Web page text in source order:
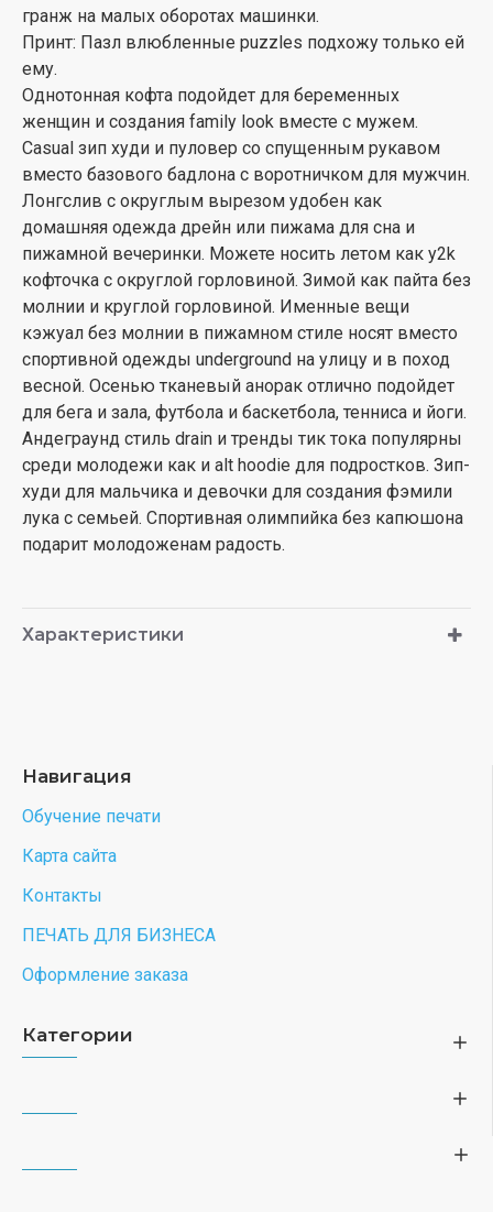
гранж на малых оборотах машинки.
Принт: Пазл влюбленные puzzles подхожу только ей
ему.
Однотонная кофта подойдет для беременных
женщин и создания family look вместе с мужем.
Casual зип худи и пуловер со спущенным рукавом
вместо базового бадлона с воротничком для мужчин.
Лонгслив с округлым вырезом удобен как
домашняя одежда дрейн или пижама для сна и
пижамной вечеринки. Можете носить летом как y2k
кофточка с округлой горловиной. Зимой как пайта без
молнии и круглой горловиной. Именные вещи
кэжуал без молнии в пижамном стиле носят вместо
спортивной одежды underground на улицу и в поход
весной. Осенью тканевый анорак отлично подойдет
для бега и зала, футбола и баскетбола, тенниса и йоги.
Андеграунд стиль drain и тренды тик тока популярны
среди молодежи как и alt hoodie для подростков. Зип-
худи для мальчика и девочки для создания фэмили
лука с семьей. Спортивная олимпийка без капюшона
подарит молодоженам радость.
Характеристики
Навигация
Обучение печати
Карта сайта
Контакты
ПЕЧАТЬ ДЛЯ БИЗНЕСА
Оформление заказа
Категории